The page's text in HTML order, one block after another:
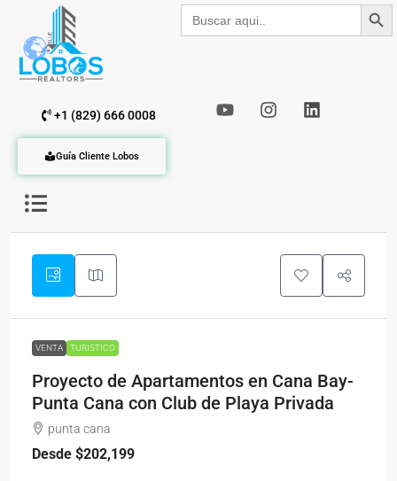
Buscar: Botón de
+1 (829) 666 0008
Guía Cliente Lobos
VENTA TURISTICO
Proyecto de Apartamentos en Cana Bay-
Punta Cana con Club de Playa Privada
punta cana
Desde $202,199